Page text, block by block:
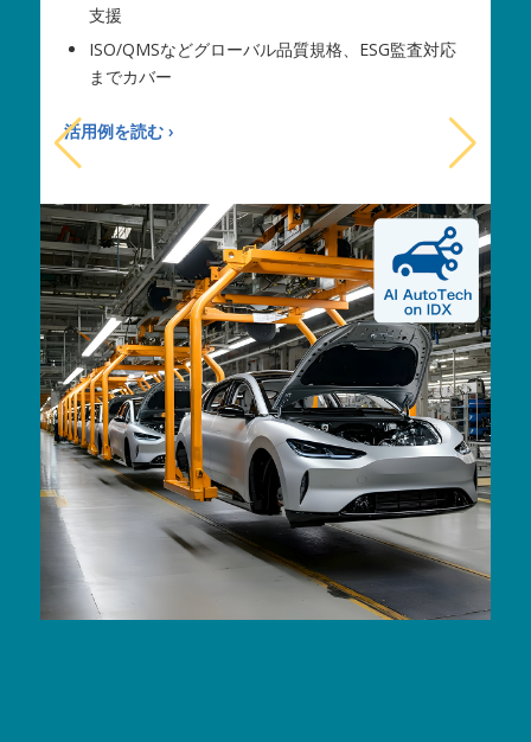
支援
ISO/QMSなどグローバル品質規格、ESG監査対応
までカバー
活用例を読む ›